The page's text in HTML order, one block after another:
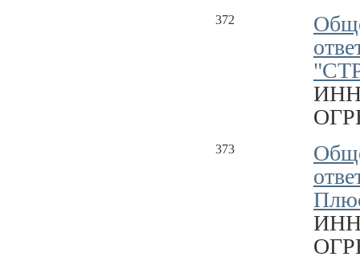
372
ИНН
373
ИНН